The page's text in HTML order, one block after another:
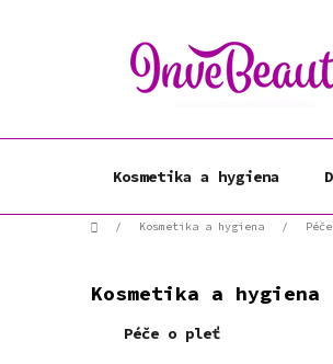
Kosmetika a hygiena
Domů/ Kosmetika a hygiena /
oPřeskočit
kategorie
K
a
Kosmetika a hygiena
Péče o pleť